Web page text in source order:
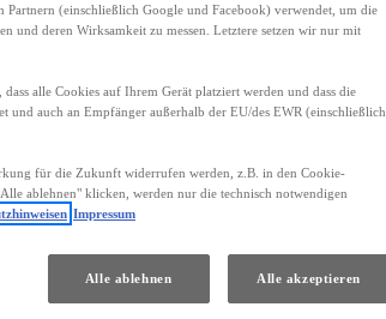
Partnern (einschließlich Google und Facebook) verwendet, um die
und deren Wirksamkeit zu messen. Letztere setzen wir nur mit
alle Cookies auf Ihrem Gerät platziert werden und dass die
und auch an Empfänger außerhalb der EU/des EWR (einschließlich
für die Zukunft widerrufen werden, z.B. in den Cookie-
ablehnen" klicken, werden nur die technisch notwendigen
Impressum
Alle ablehnen Alle akzeptieren